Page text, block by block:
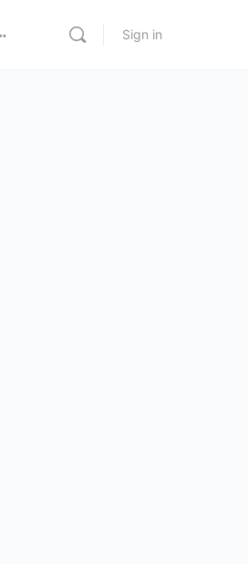
Sign in